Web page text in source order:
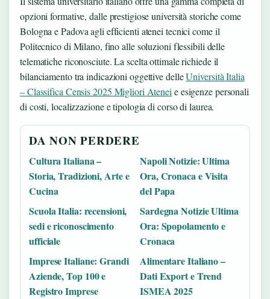
opzioni formative, dalle prestigiose università storiche come
Bologna e Padova agli efficienti atenei tecnici come il
Politecnico di Milano, fino alle soluzioni flessibili delle
telematiche riconosciute. La scelta ottimale richiede il
bilanciamento tra indicazioni oggettive delleUniversità Italia
– Classifica Censis 2025 Migliori Atenei e esigenze personali
di costi, localizzazione e tipologia di corso di laurea.
DA NON PERDERE
Cultura Italiana –
Storia, Tradizioni, Arte e
Cucina
Napoli Notizie: Ultima
Ora, Cronaca e Visita
del Papa
Scuola Italia: recensioni,
sedi e riconoscimento
ufficiale
Sardegna Notizie Ultima
Ora: Spopolamento e
Cronaca
Imprese Italiane: Grandi
Aziende, Top 100 e
Registro Imprese
Alimentare Italiano –
Dati Export e Trend
ISMEA 2025